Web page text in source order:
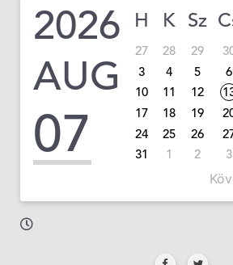
2026
AUG
07
H K Sz
27 28 29
3
4 5 6
10
11 12
17
18 19
24
25 26
31
1 2 3